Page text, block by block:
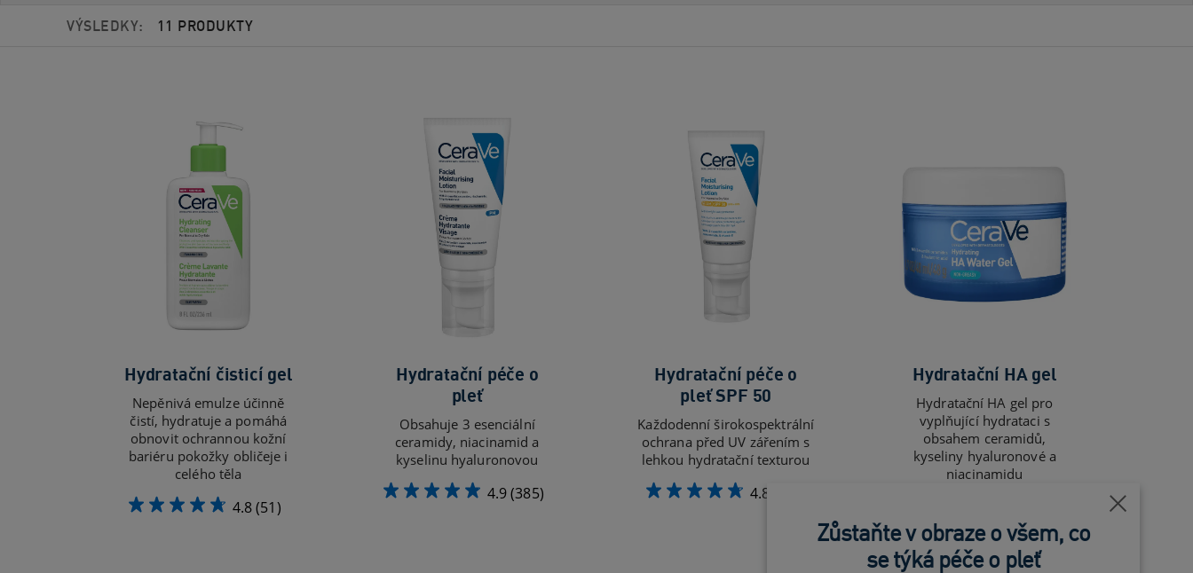
VÝSLEDKY: 11 PRODUKTY
Hydratační čisticí gel
Nepěnivá emulze účinně
čistí, hydratuje a pomáhá
obnovit ochrannou kožní
bariéru pokožky obličeje i
celého těla
4.8(51)
Hydratační péče o
pleť
Obsahuje 3 esenciální
ceramidy, niacinamid a
kyselinu hyaluronovou
4.9(385)
Hydratační péče o
pleť SPF 50
Každodenní širokospektrální
ochrana před UV zářením s
lehkou hydratační texturou
4.8
Hydratační HA gel
Hydratační HA gel pro
vyplňující hydrataci s
obsahem ceramidů,
kyseliny hyaluronové a
niacinamidu
Blízko
Zůstaňte v obraze o všem, co
se týká péče o pleť